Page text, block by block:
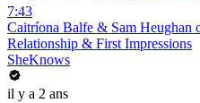
7:43
Caitríona Balfe & Sam Heughan
Relationship & First Impressions
SheKnows
il y a 2 ans